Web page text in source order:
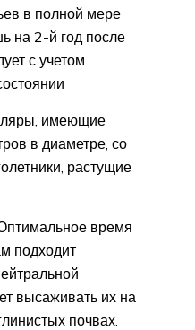
в полной мере
на 2-й год после
с учетом
имеющие
в диаметре, со
растущие
время
подходит
высаживать их на
почвах.